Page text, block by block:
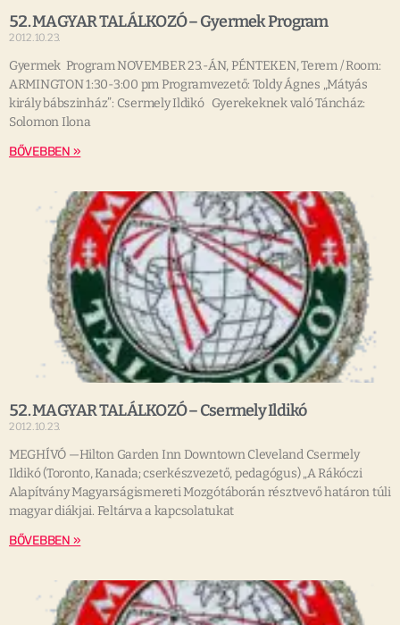
52. MAGYAR TALÁLKOZÓ – Gyermek Program
2012.10.23.
Gyermek Program NOVEMBER 23.-ÁN, PÉNTEKEN, Terem / Room:
ARMINGTON 1:30-3:00 pm Programvezető: Toldy Ágnes „Mátyás
király bábszinház”: Csermely Ildikó Gyerekeknek való Táncház:
Solomon Ilona
BŐVEBBEN »
52. MAGYAR TALÁLKOZÓ – Csermely Ildikó
2012.10.23.
MEGHÍVÓ —Hilton Garden Inn Downtown Cleveland Csermely
Ildikó (Toronto, Kanada; cserkészvezető, pedagógus) „A Rákóczi
Alapítvány Magyarságismereti Mozgótáborán résztvevő határon túli
magyar diákjai. Feltárva a kapcsolatukat
BŐVEBBEN »